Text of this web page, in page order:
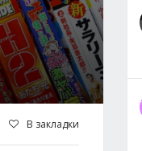
В закладки